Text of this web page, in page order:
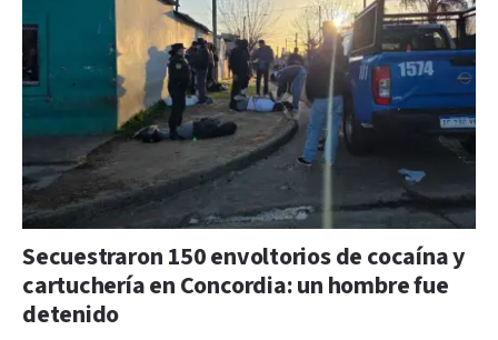
Secuestraron 150 envoltorios de cocaína y
cartuchería en Concordia: un hombre fue
detenido